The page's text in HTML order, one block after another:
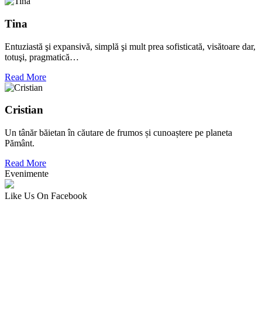
Tina
Entuziastă şi expansivă, simplă şi mult prea sofisticată, visătoare dar,
totuşi, pragmatică…
Read More
Cristian
Un tânăr băietan în căutare de frumos și cunoaștere pe planeta
Pământ.
Read More
Evenimente
Like Us On Facebook